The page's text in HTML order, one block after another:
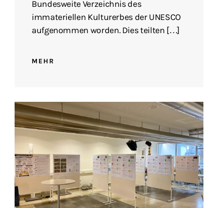
Bundesweite Verzeichnis des
immateriellen Kulturerbes der UNESCO
aufgenommen worden. Dies teilten […]
MEHR